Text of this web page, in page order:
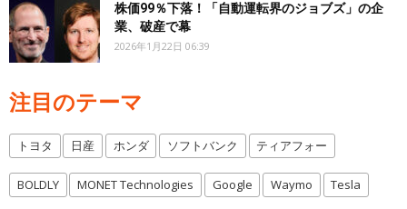
株価99％下落！「自動運転界のジョブズ」の企
業、破産で幕
2026年1月22日 06:39
注目のテーマ
トヨタ 日産 ホンダ ソフトバンク ティアフォー
BOLDLY MONET Technologies Google Waymo Tesla